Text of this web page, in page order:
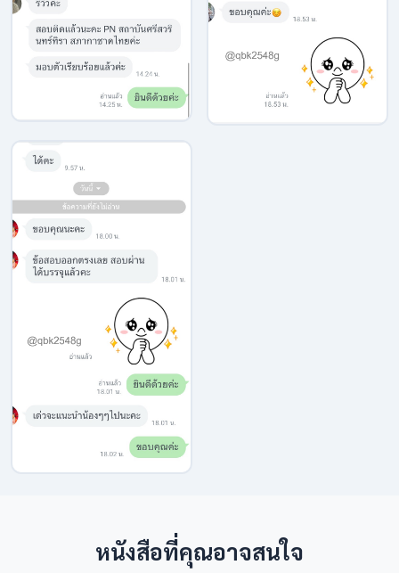
หนังสือที่คุณอาจสนใจ